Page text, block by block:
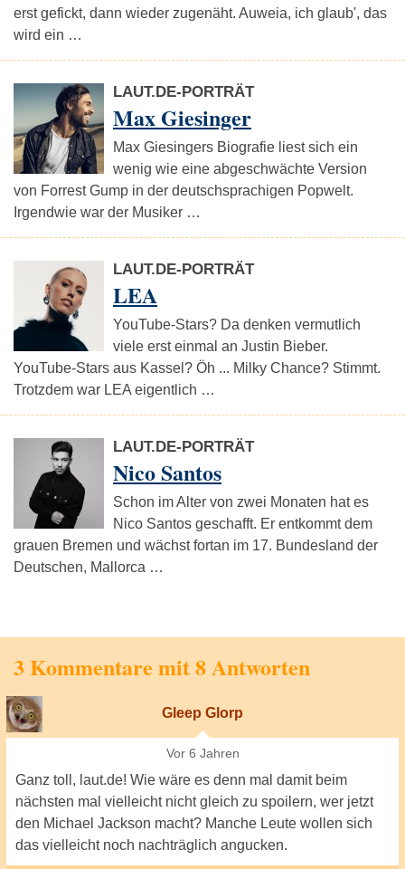
erst gefickt, dann wieder zugenäht. Auweia, ich glaub', das
wird ein …
LAUT.DE-PORTRÄT
Max Giesinger
Max Giesingers Biografie liest sich ein
wenig wie eine abgeschwächte Version
von Forrest Gump in der deutschsprachigen Popwelt.
Irgendwie war der Musiker …
LAUT.DE-PORTRÄT
LEA
YouTube-Stars? Da denken vermutlich
viele erst einmal an Justin Bieber.
YouTube-Stars aus Kassel? Öh ... Milky Chance? Stimmt.
Trotzdem war LEA eigentlich …
LAUT.DE-PORTRÄT
Nico Santos
Schon im Alter von zwei Monaten hat es
Nico Santos geschafft. Er entkommt dem
grauen Bremen und wächst fortan im 17. Bundesland der
Deutschen, Mallorca …
3 Kommentare mit 8 Antworten
Gleep Glorp
Vor 6 Jahren
Ganz toll, laut.de! Wie wäre es denn mal damit beim
nächsten mal vielleicht nicht gleich zu spoilern, wer jetzt
den Michael Jackson macht? Manche Leute wollen sich
das vielleicht noch nachträglich angucken.